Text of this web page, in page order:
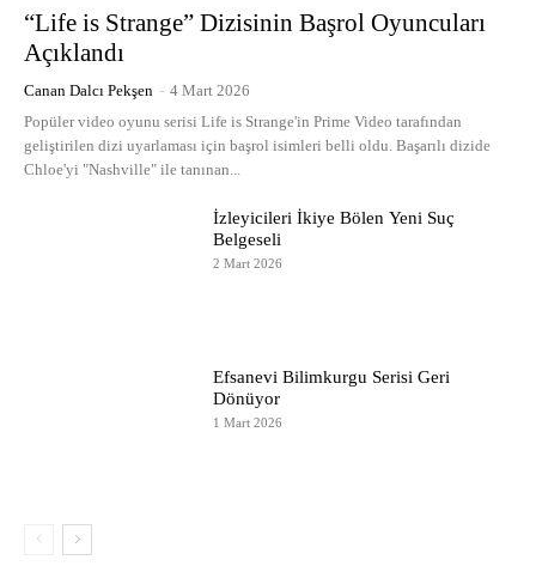
“Life is Strange” Dizisinin Başrol Oyuncuları
Açıklandı
Canan Dalcı Pekşen - 4 Mart 2026
Popüler video oyunu serisi Life is Strange'in Prime Video tarafından
geliştirilen dizi uyarlaması için başrol isimleri belli oldu. Başarılı dizide
Chloe'yi "Nashville" ile tanınan...
İzleyicileri İkiye Bölen Yeni Suç
Belgeseli
2 Mart 2026
Efsanevi Bilimkurgu Serisi Geri
Dönüyor
1 Mart 2026